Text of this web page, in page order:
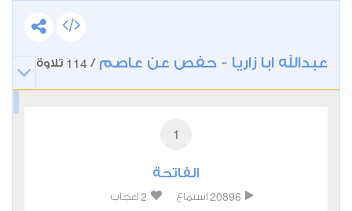
عبدالله ابا زاريا - حفص عن عاصم /
114 تلاوة
1
الفاتحة
20896 استماع 2 اعجاب